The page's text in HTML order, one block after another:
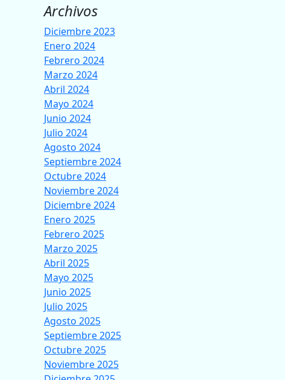
Archivos
Diciembre 2023
Enero 2024
Febrero 2024
Marzo 2024
Abril 2024
Mayo 2024
Junio 2024
Julio 2024
Agosto 2024
Septiembre 2024
Octubre 2024
Noviembre 2024
Diciembre 2024
Enero 2025
Febrero 2025
Marzo 2025
Abril 2025
Mayo 2025
Junio 2025
Julio 2025
Agosto 2025
Septiembre 2025
Octubre 2025
Noviembre 2025